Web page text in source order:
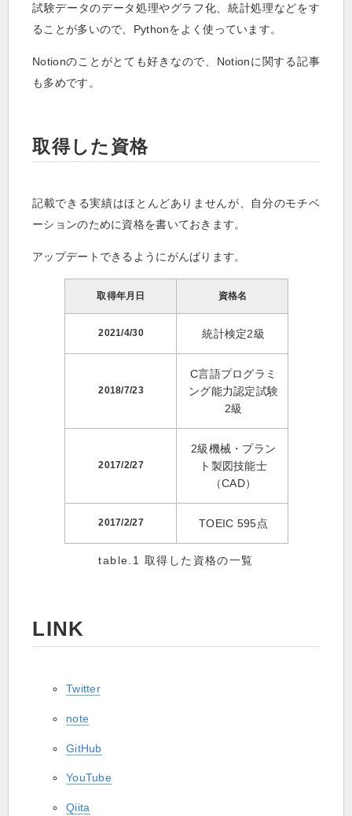
試験データのデータ処理やグラフ化、統計処理などをす
ることが多いので、Pythonをよく使っています。
Notionのことがとても好きなので、Notionに関する記事
も多めです。
取得した資格
記載できる実績はほとんどありませんが、自分のモチベ
ーションのために資格を書いておきます。
アップデートできるようにがんばります。
取得年月日 資格名
2021/4/30 統計検定2級
2018/7/23
C言語プログラミ
ング能力認定試験
2級
2017/2/27
2級機械・プラン
ト製図技能士
（CAD）
2017/2/27 TOEIC 595点
取得した資格の一覧
LINK
Twitter
note
GitHub
YouTube
Qiita